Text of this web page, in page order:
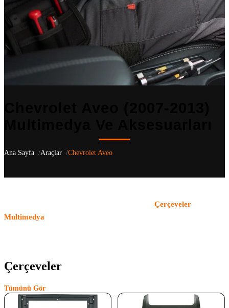
Ana Sayfa Araçlar Chevrolet Aveo
Çerçeveler
Multimedya
Çerçeveler
Tümünü Gör